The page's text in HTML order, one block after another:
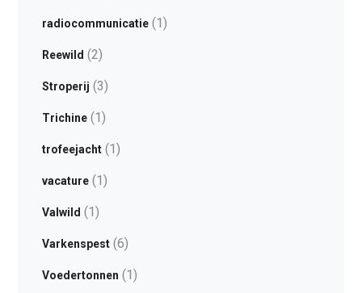
radiocommunicatie(1)
Reewild (2)
Stroperij (3)
Trichine(1)
trofeejacht(1)
vacature(1)
Valwild (1)
Varkenspest(6)
Voedertonnen (1)